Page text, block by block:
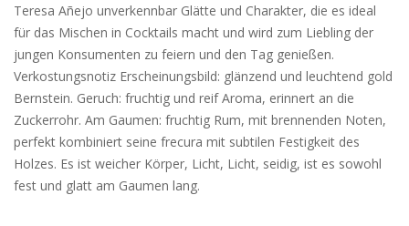
Teresa Añejo unverkennbar Glätte und Charakter, die es ideal
für das Mischen in Cocktails macht und wird zum Liebling der
jungen Konsumenten zu feiern und den Tag genießen.
Verkostungsnotiz Erscheinungsbild: glänzend und leuchtend gold
Bernstein. Geruch: fruchtig und reif Aroma, erinnert an die
Zuckerrohr. Am Gaumen: fruchtig Rum, mit brennenden Noten,
perfekt kombiniert seine frecura mit subtilen Festigkeit des
Holzes. Es ist weicher Körper, Licht, Licht, seidig, ist es sowohl
fest und glatt am Gaumen lang.